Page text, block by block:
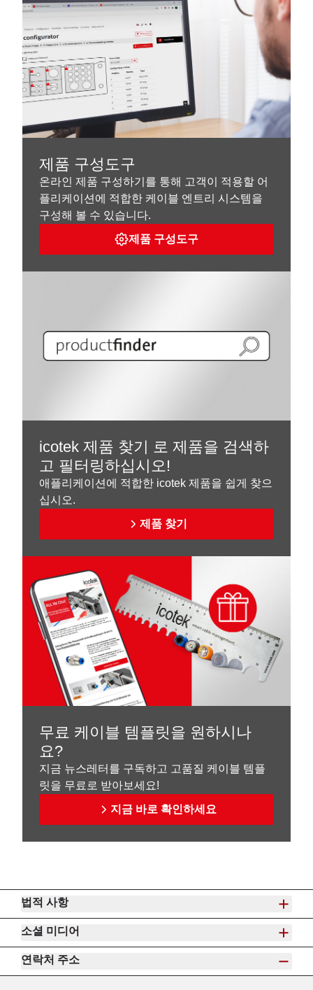
제품 구성도구
온라인 제품 구성하기를 통해 고객이 적용할 어
플리케이션에 적합한 케이블 엔트리 시스템을
구성해 볼 수 있습니다.
제품 구성도구
icotek 제품 찾기 로 제품을 검색하
고 필터링하십시오!
애플리케이션에 적합한 icotek 제품을 쉽게 찾으
십시오.
제품 찾기
무료 케이블 템플릿을 원하시나
요?
지금 뉴스레터를 구독하고 고품질 케이블 템플
릿을 무료로 받아보세요!
지금 바로 확인하세요
법적 사항
소셜 미디어
연락처 주소